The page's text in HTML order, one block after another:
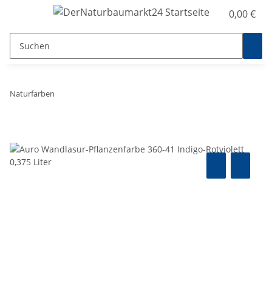
0,00 €
Naturfarben